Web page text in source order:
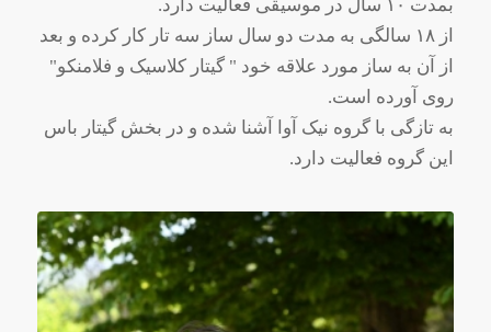
بمدت ۱۰ سال در موسیقی فعالیت دارد.
از ۱۸ سالگی به مدت دو سال ساز سه تار کار کرده و بعد
از آن به ساز مورد علاقه خود " گیتار کلاسیک و فلامنکو"
روی آورده است.
به تازگی با گروه نیک آوا آشنا شده و در بخش گیتار باس
این گروه فعالیت دارد.